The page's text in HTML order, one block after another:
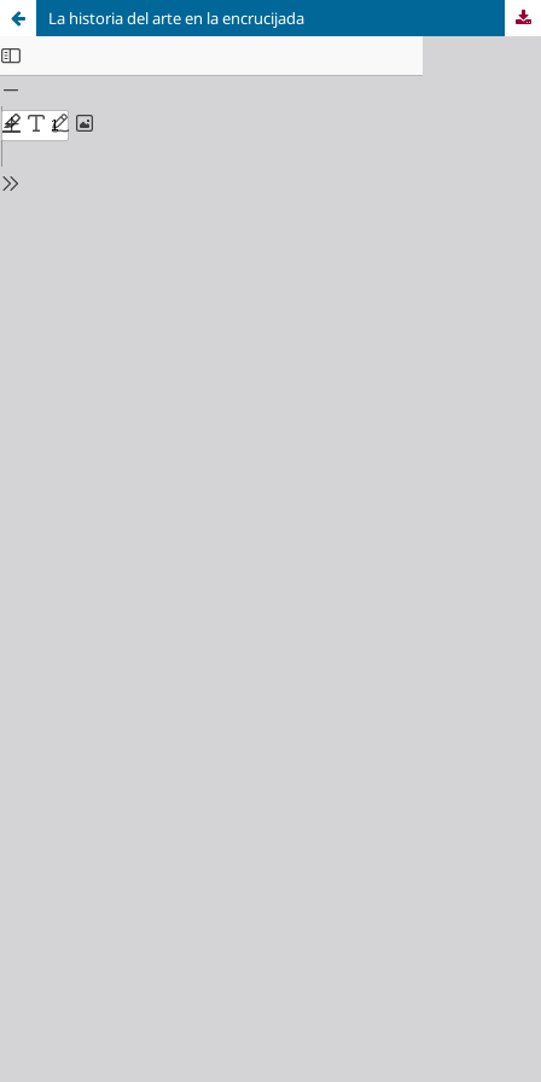
La historia del arte en la encrucijada